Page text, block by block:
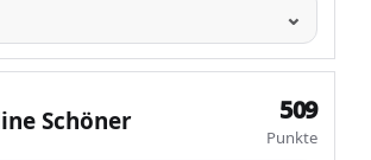
Schöner 509
Punkte